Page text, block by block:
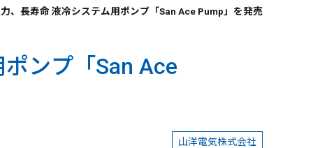
、長寿命 液冷システム用ポンプ「San Ace Pump」を発売
ンプ「San Ace
山洋電気株式会社